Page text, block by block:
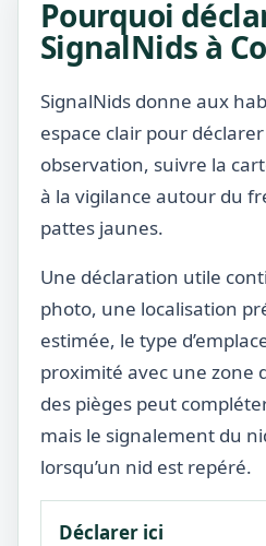
Pourquoi
SignalNids à
SignalNids donne aux
espace clair pour
observation, suivre la
à la vigilance autour du
pattes jaunes.
Une déclaration utile
photo, une localisation
estimée, le type
proximité avec une zone
des pièges peut
mais le signalement du
lorsqu’un nid est repéré.
Déclarer ici